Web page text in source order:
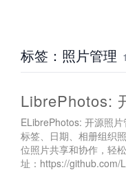
标签：照片管理
LibrePhotos:
ELibrePhotos: 开源照
标签、日期、相册组织
位照片共享和协作，轻
址：https://github.com/